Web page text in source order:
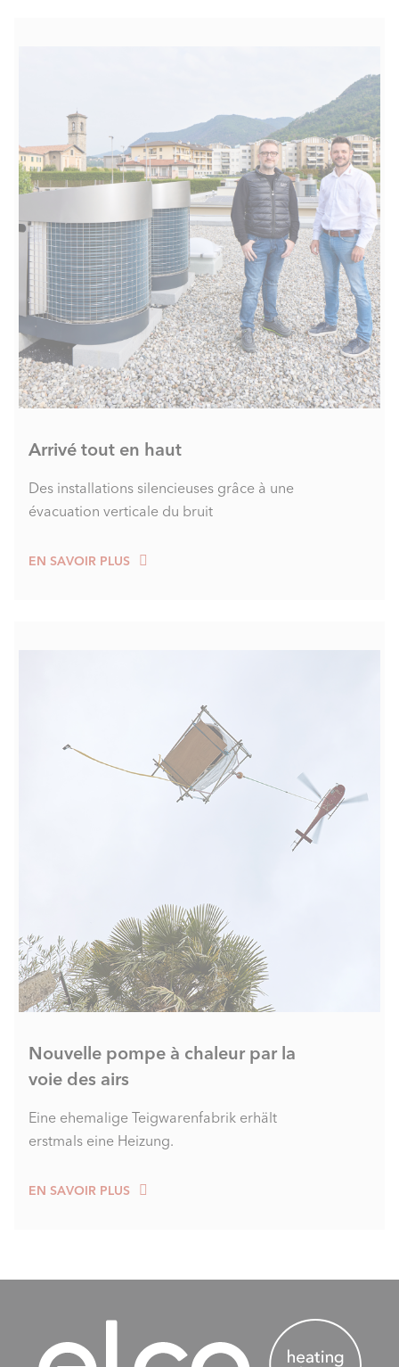
Arrivé tout en haut
Des installations silencieuses grâce à une
évacuation verticale du bruit
EN SAVOIR PLUS
Nouvelle pompe à chaleur par la
voie des airs
Eine ehemalige Teigwarenfabrik erhält
erstmals eine Heizung.
EN SAVOIR PLUS